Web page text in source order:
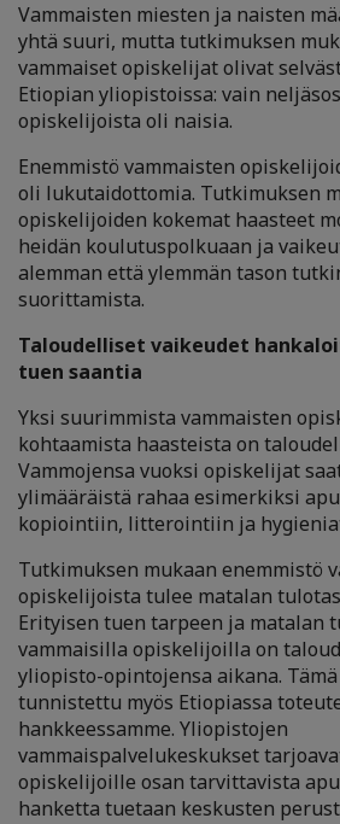
Vammaisten miesten ja naisten
yhtä suuri, mutta tutkimuksen
vammaiset opiskelijat olivat
Etiopian yliopistoissa: vain
opiskelijoista oli naisia.
Enemmistö vammaisten
oli lukutaidottomia. Tutkimuksen
opiskelijoiden kokemat haasteet
heidän koulutuspolkuaan ja
alemman että ylemmän tason
suorittamista.
Taloudelliset vaikeudet
tuen saantia
Yksi suurimmista vammaisten
kohtaamista haasteista on
Vammojensa vuoksi opiskelijat
ylimääräistä rahaa esimerkiksi
kopiointiin, litterointiin ja
Tutkimuksen mukaan enemmistö
opiskelijoista tulee matalan
Erityisen tuen tarpeen ja matalan
vammaisilla opiskelijoilla on
yliopisto-opintojensa aikana.
tunnistettu myös Etiopiassa
hankkeessamme. Yliopistojen
vammaispalvelukeskukset
opiskelijoille osan tarvittavista
hanketta tuetaan keskusten